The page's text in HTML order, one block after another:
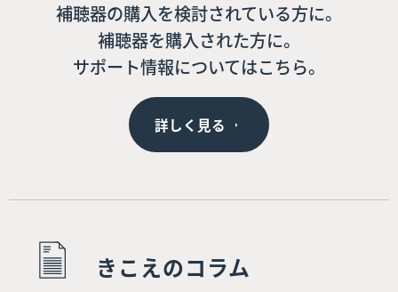
補聴器の購入を検討されている方に。
補聴器を購入された方に。
サポート情報についてはこちら。
詳しく見る
きこえのコラム